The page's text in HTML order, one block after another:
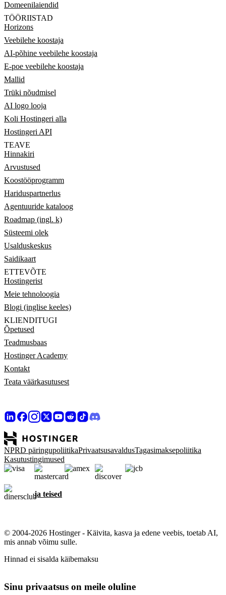
Domeenilaiendid
TÖÖRIISTAD
Horizons
Veebilehe koostaja
AI-põhine veebilehe koostaja
E-poe veebilehe koostaja
Mallid
Trüki nõudmisel
AI logo looja
Koli Hostingeri alla
Hostingeri API
TEAVE
Hinnakiri
Arvustused
Koostööprogramm
Hariduspartnerlus
Agentuuride kataloog
Roadmap (ingl. k)
Süsteemi olek
Usalduskeskus
Saidikaart
ETTEVÕTE
Hostingerist
Meie tehnoloogia
Blogi (inglise keeles)
KLIENDITUGI
Õpetused
Teadmusbaas
Hostinger Academy
Kontakt
Teata väärkasutusest
NPRD päringupoliitikaPrivaatsusavaldusTagasimaksepoliitika
Kasutustingimused
ja teised
© 2004-2026 Hostinger - Käivita, kasva ja edene veebis, toetab AI,
mis annab võimu sulle.
Hinnad ei sisalda käibemaksu
Sinu privaatsus on meile oluline